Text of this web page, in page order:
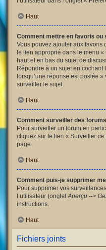
Haut
Comment mettre en favoris ou
Vous pouvez ajouter aux favoris
le lien approprié dans le menu
haut et en bas du sujet de
Répondre à un sujet en cochant
lorsqu’une réponse est postée
surveiller le sujet.
Haut
Comment surveiller des
Pour surveiller un forum en
cliquez sur le lien « Surveiller
page.
Haut
Comment puis-je supprimer
Pour supprimer vos
l’utilisateur (ongletAperçu -->
instructions.
Haut
Fichiers joints